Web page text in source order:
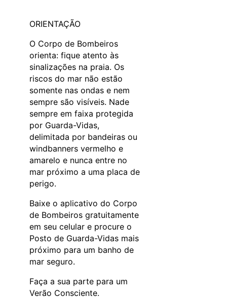
ORIENTAÇÃO
O Corpo de Bombeiros
orienta: fique atento às
sinalizações na praia. Os
riscos do mar não estão
somente nas ondas e nem
sempre são visíveis. Nade
sempre em faixa protegida
por Guarda-Vidas,
delimitada por bandeiras ou
windbanners vermelho e
amarelo e nunca entre no
mar próximo a uma placa de
perigo.
Baixe o aplicativo do Corpo
de Bombeiros gratuitamente
em seu celular e procure o
Posto de Guarda-Vidas mais
próximo para um banho de
mar seguro.
Faça a sua parte para um
Verão Consciente.